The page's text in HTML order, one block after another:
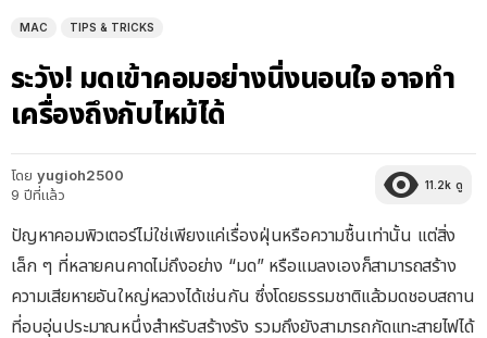
MAC TIPS & TRICKS
ระวัง! มดเข้าคอมอย่างนิ่งนอนใจ อาจทำ
เครื่องถึงกับไหม้ได้
โดย yugioh2500
9 ปีที่แล้ว
11.2k ดู
ปัญหาคอมพิวเตอร์ไม่ใช่เพียงแค่เรื่องฝุ่นหรือความชื้นเท่านั้น แต่สิ่ง
เล็ก ๆ ที่หลายคนคาดไม่ถึงอย่าง “มด” หรือแมลงเองก็สามารถสร้าง
ความเสียหายอันใหญ่หลวงได้เช่นกัน ซึ่งโดยธรรมชาติแล้วมดชอบสถาน
ที่อบอุ่นประมาณหนึ่งสำหรับสร้างรัง รวมถึงยังสามารถกัดแทะสายไฟได้